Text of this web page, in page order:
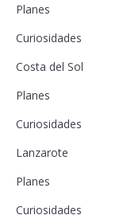
Planes
Curiosidades
Costa del Sol
Planes
Curiosidades
Lanzarote
Planes
Curiosidades